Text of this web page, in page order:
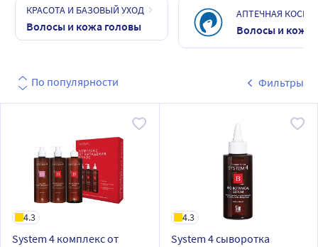
КРАСОТА И БАЗОВЫЙ УХОД
Волосы и кожа головы
АПТЕЧНАЯ
Волосы и кожа
По популярности Фильтры
4.3
System 4 комплекс от
4.3
System 4 сыворотка